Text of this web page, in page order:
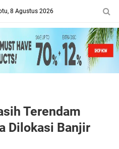
8 Agustus 2026
Terendam
Dilokasi Banjir